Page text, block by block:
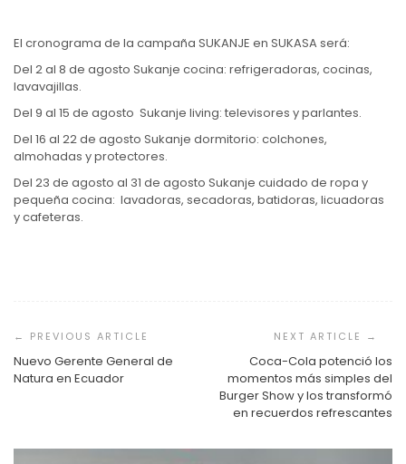
El cronograma de la campaña SUKANJE en SUKASA será:
Del 2 al 8 de agosto Sukanje cocina: refrigeradoras, cocinas,
lavavajillas.
Del 9 al 15 de agosto Sukanje living: televisores y parlantes.
Del 16 al 22 de agosto Sukanje dormitorio: colchones,
almohadas y protectores.
Del 23 de agosto al 31 de agosto Sukanje cuidado de ropa y
pequeña cocina: lavadoras, secadoras, batidoras, licuadoras
y cafeteras.
de
entradas
Nuevo Gerente General de
Natura en Ecuador
Coca-Cola potenció los
momentos más simples del
Burger Show y los transformó
en recuerdos refrescantes